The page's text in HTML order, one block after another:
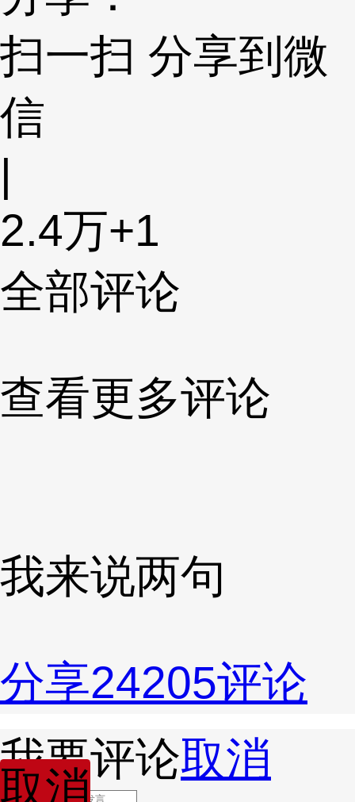
扫一扫 分享到微
信
|
2.4万+1
全部评论
查看更多评论
我来说两句
分享24205评论
取消
我要评论取消